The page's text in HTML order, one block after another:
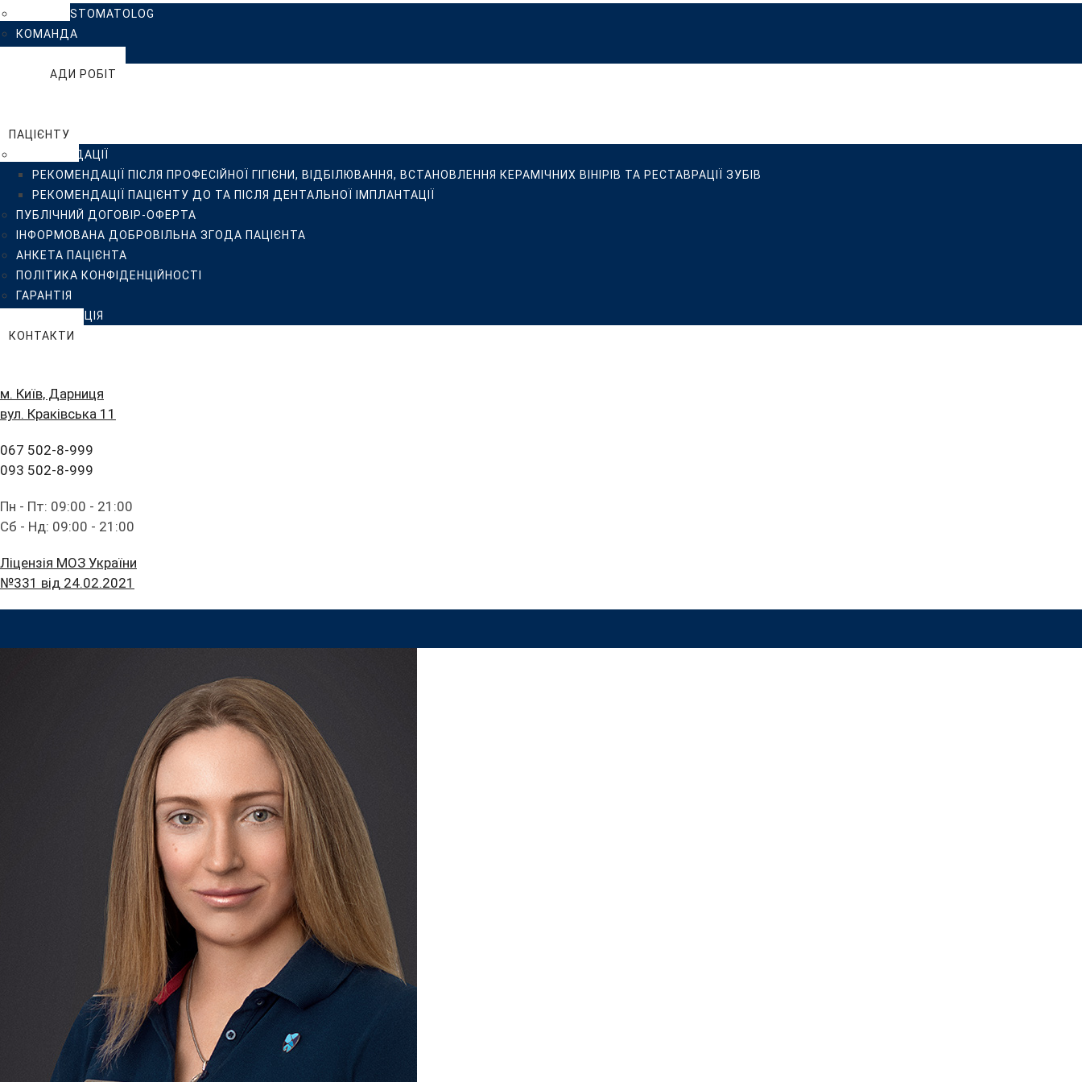
ІНФОРМОВАНА ДОБРОВІЛЬНА ЗГОДА ПАЦІЄНТА
АНКЕТА ПАЦІЄНТА
ГАРАНТІЯ
КЛІНІКА ISTOMATOLOG
КОМАНДА
ПРИКЛАДИ РОБІТ
ПАЦІЄНТУ
РЕКОМЕНДАЦІЇ
РЕКОМЕНДАЦІЇ ПІСЛЯ ПРОФЕСІЙНОЇ ГІГІЄНИ, ВІДБІЛЮВАННЯ, ВСТАНОВЛЕННЯ КЕРАМІЧНИХ ВІНІРІВ ТА РЕСТАВРАЦІЇ ЗУБІВ
РЕКОМЕНДАЦІЇ ПАЦІЄНТУ ДО ТА ПІСЛЯ ДЕНТАЛЬНОЇ ІМПЛАНТАЦІЇ
ПУБЛІЧНИЙ ДОГОВІР-ОФЕРТА
ІНФОРМОВАНА ДОБРОВІЛЬНА ЗГОДА ПАЦІЄНТА
АНКЕТА ПАЦІЄНТА
ПОЛІТИКА КОНФІДЕНЦІЙНОСТІ
ГАРАНТІЯ
СТЕРИЛІЗАЦІЯ
КОНТАКТИ
м. Київ, Дарниця
вул. Краківська 11
067 502-8-999
093 502-8-999
Пн - Пт: 09:00 - 21:00
Сб - Нд: 09:00 - 21:00
Ліцензія МОЗ України
№331 від 24.02.2021